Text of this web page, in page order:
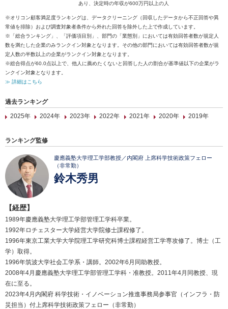
あり、決定時の年収が600万円以上の人
※オリコン顧客満足度ランキングは、データクリーニング（回収したデータから不正回答や異
常値を排除）および調査対象者条件から外れた回答を除外した上で作成しています。
※「総合ランキング」、「評価項目別」、部門の「業態別」においては有効回答者数が規定人
数を満たした企業のみランクイン対象となります。その他の部門においては有効回答者数が規
定人数の半数以上の企業がランクイン対象となります。
※総合得点が60.0点以上で、他人に薦めたくないと回答した人の割合が基準値以下の企業がラ
ンクイン対象となります。
≫ 詳細はこちら
過去ランキング
2025年
2024年 2023年 2022年 2021年 2020年 2019年
ランキング監修
慶應義塾大学理工学部教授／内閣府 上席科学技術政策フェロー
（非常勤）
鈴木秀男
【経歴】
1989年慶應義塾大学理工学部管理工学科卒業。
1992年ロチェスター大学経営大学院修士課程修了。
1996年東京工業大学大学院理工学研究科博士課程経営工学専攻修了。博士（工
学）取得。
1996年筑波大学社会工学系・講師。2002年6月同助教授。
2008年4月慶應義塾大学理工学部管理工学科・准教授。2011年4月同教授、現
在に至る。
2023年4月内閣府 科学技術・イノベーション推進事務局参事官（インフラ・防
災担当）付上席科学技術政策フェロー（非常勤）